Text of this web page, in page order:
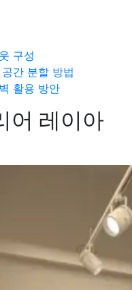
구성
간 분할 방법
활용 방안
어 레이아